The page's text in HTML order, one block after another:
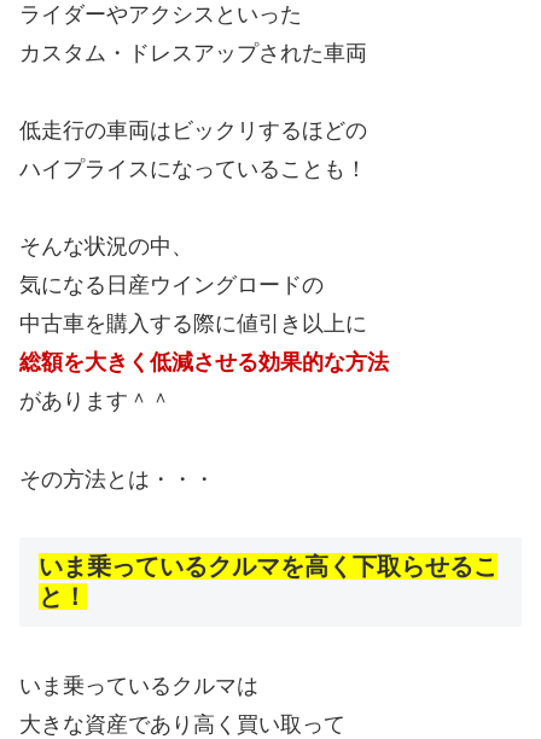
ライダーやアクシスといった
カスタム・ドレスアップされた車両
低走行の車両はビックリするほどの
ハイプライスになっていることも！
そんな状況の中、
気になる日産ウイングロードの
中古車を購入する際に値引き以上に
総額を大きく低減させる効果的な方法
があります＾＾
その方法とは・・・
いま乗っているクルマを高く下取らせるこ
と！
いま乗っているクルマは
大きな資産であり高く買い取って